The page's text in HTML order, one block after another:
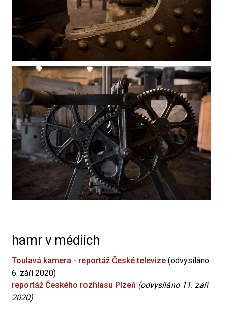
hamr v médiích
Toulavá kamera - reportáž České televize (odvysíláno
6. září 2020)
reportáž Českého rozhlasu Plzeň (odvysíláno 11. září
2020)